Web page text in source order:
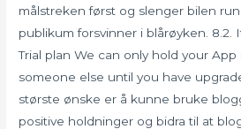
målstreken først og slenger bilen
publikum forsvinner i blårøyken. 8.2.
Trial plan We can only hold your
someone else until you have
største ønske er å kunne bruke
positive holdninger og bidra til at